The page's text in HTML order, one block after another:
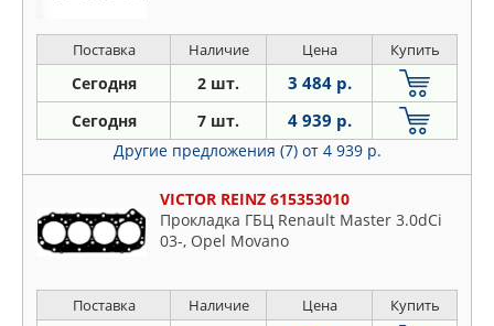
Поставка Наличие Цена Купить
Сегодня 2 шт. 3 484 р.
Сегодня 7 шт. 4 939 р.
Другие предложения (7) от 4 939 р.
VICTOR REINZ 615353010
Прокладка ГБЦ Renault Master 3.0dCi
03-, Opel Movano
Поставка Наличие Цена Купить